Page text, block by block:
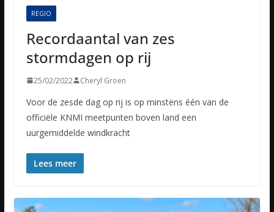
REGIO
Recordaantal van zes
stormdagen op rij
25/02/2022 Cheryl Groen
Voor de zesde dag op rij is op minstens één van de
officiële KNMI meetpunten boven land een
uurgemiddelde windkracht
Lees meer